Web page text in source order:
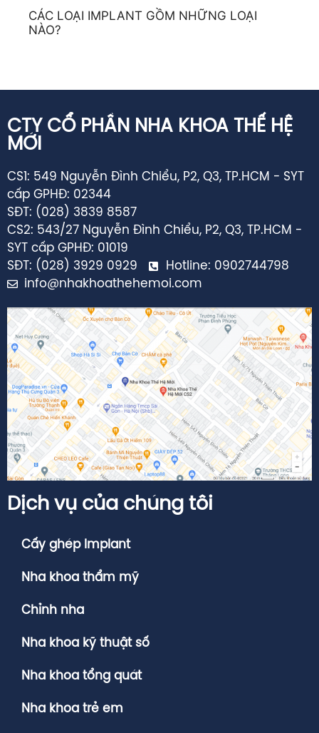
CÁC LOẠI IMPLANT GỒM NHỮNG LOẠI
NÀO?
CTY CỔ PHẦN NHA KHOA THẾ HỆ
MỚI
CS1: 549 Nguyễn Đình Chiểu, P2, Q3, TP.HCM - SYT
cấp GPHĐ: 02344
SĐT: (028) 3839 8587
CS2: 543/27 Nguyễn Đình Chiểu, P2, Q3, TP.HCM -
SYT cấp GPHĐ: 01019
SĐT: (028) 3929 0929
Hotline: 0902744798
info@nhakhoathehemoi.com
Dịch vụ của chúng tôi
Cấy ghép Implant
Nha khoa thẩm mỹ
Chỉnh nha
Nha khoa kỹ thuật số
Nha khoa tổng quát
Nha khoa trẻ em